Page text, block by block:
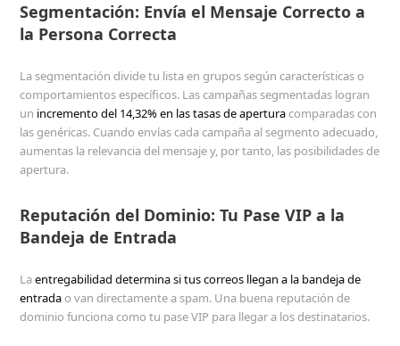
Segmentación: Envía el Mensaje Correcto a
la Persona Correcta
La segmentación divide tu lista en grupos según características o
comportamientos específicos. Las campañas segmentadas logran
un incremento del 14,32% en las tasas de aperturacomparadas con
las genéricas. Cuando envías cada campaña al segmento adecuado,
aumentas la relevancia del mensaje y, por tanto, las posibilidades de
apertura.
Reputación del Dominio: Tu Pase VIP a la
Bandeja de Entrada
Laentregabilidad determina si tus correos llegan a la bandeja de
entradao van directamente a spam. Una buena reputación de
dominio funciona como tu pase VIP para llegar a los destinatarios.